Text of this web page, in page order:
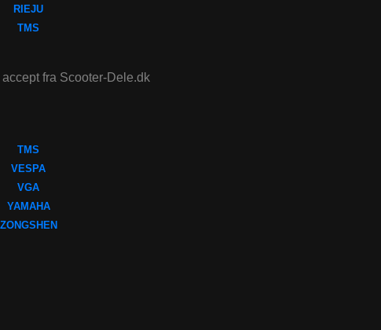
RIEJU
TMS
fra Scooter-Dele.dk
TMS
VESPA
VGA
YAMAHA
ZONGSHEN